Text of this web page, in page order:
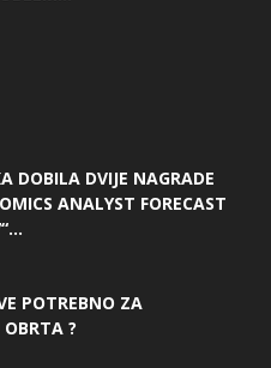
DOBILA DVIJE NAGRADE
ANALYST FORECAST
POTREBNO ZA
OBRTA ?